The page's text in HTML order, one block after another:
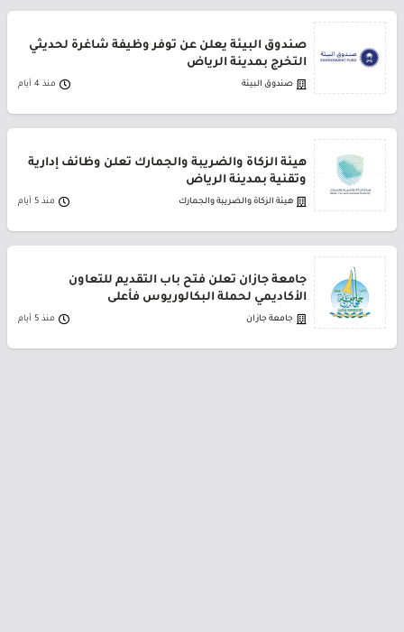
صندوق البيئة يعلن عن توفر وظيفة شاغرة لحديثي
التخرج بمدينة الرياض
صندوق البيئة منذ 4 أيام
هيئة الزكاة والضريبة والجمارك تعلن وظائف إدارية
وتقنية بمدينة الرياض
هيئة الزكاة والضريبة والجمارك منذ 5 أيام
جامعة جازان تعلن فتح باب التقديم للتعاون
الأكاديمي لحملة البكالوريوس فأعلى
جامعة جازان منذ 5 أيام